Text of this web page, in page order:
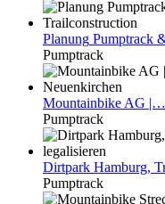
Planung Pumptrack
Pumptrack
MountainbikeAG |…
Pumptrack
Dirtpark Hamburg,
Pumptrack